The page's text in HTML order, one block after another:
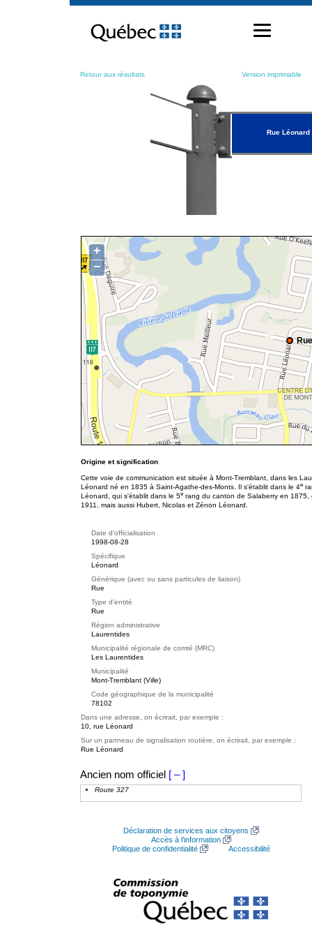
contenu
Retour aux résultats Version imprimable
Rue Léonard
+
−
Origine et signification
Cette voie de communication est située à Mont-Tremblant, dans les
Léonard né en 1835 à Saint-Agathe-des-Monts. Il s'établit dans le 4e
Léonard, qui s'établit dans le 5e rang du canton de Salaberry en
1911, mais aussi Hubert, Nicolas et Zénon Léonard.
Date d'officialisation
1998-08-28
Spécifique
Léonard
Générique (avec ou sans particules de liaison)
Rue
Type d'entité
Rue
Région administrative
Laurentides
Municipalité régionale de comté (MRC)
Les Laurentides
Municipalité
Mont-Tremblant (Ville)
Code géographique de la municipalité
78102
Dans une adresse, on écrirait, par exemple :
10, rue Léonard
Sur un panneau de signalisation routière, on écrirait, par exemple :
Rue Léonard
Ancien nom officiel [ – ]
Route 327
Déclaration de services aux citoyens
Accès à l’information
Politique de confidentialité
Accessibilité